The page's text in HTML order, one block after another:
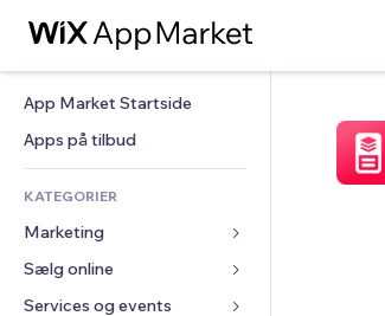
App Market Startside
Apps på tilbud
KATEGORIER
Marketing
Annoncer
Mobil
Sælg online
Apps til Webshops
Services og events